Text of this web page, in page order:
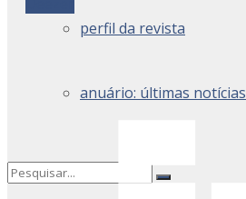
perfil da revista
anuário: últimas notícias